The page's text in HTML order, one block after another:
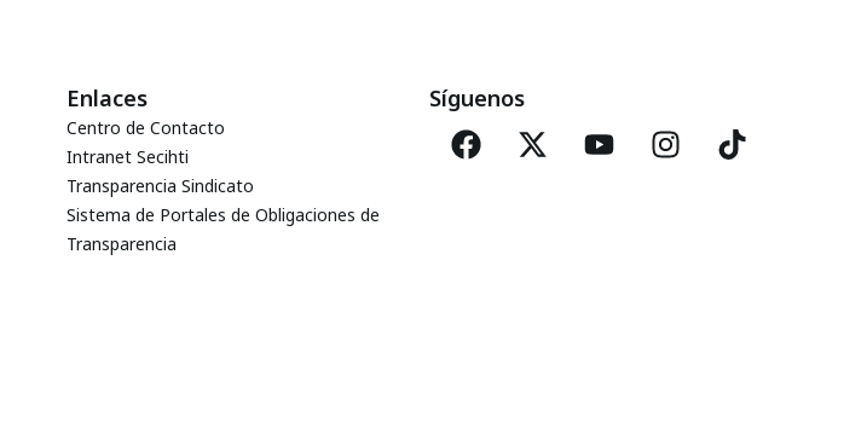
Enlaces
Centro de Contacto
Intranet Secihti
Transparencia Sindicato
Sistema de Portales de Obligaciones de
Transparencia
Síguenos